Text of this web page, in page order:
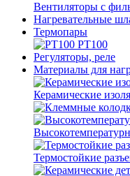
Вентиляторы с
Нагревательные
Термопары
PT100
Регуляторы, реле
Материалы для
Керамические
Термостойкие